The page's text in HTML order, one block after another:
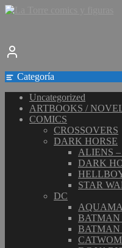
Saltar
Categoría
Uncategorized
ARTBOOKS /
COMICS
CROSSOVERS
DARK HORSE
ALIENS
DARK
STAR
DC
BATMAN
BATMAN